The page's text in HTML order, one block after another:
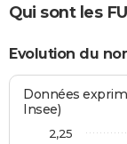
Qui sont les
Evolution du
Données
Insee)
2,25